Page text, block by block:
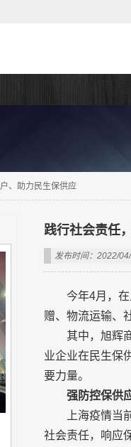
、助力民生保供应
践行社会责任
发布时间：2022/
今年4月，
赠、物流运输、
其中，旭辉
业企业在民生保
要力量。
强防控保供
上海疫情
社会责任，响应